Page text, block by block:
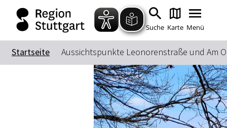
Suche Karte Menü
Startseite Aussichtspunkte Leonorenstraße und Am